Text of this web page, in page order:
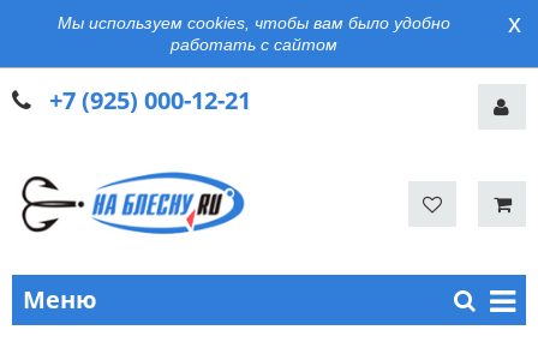
Мы используем cookies, чтобы вам было удобно
работать с сайтом
x
+7 (925) 000-12-21
Меню